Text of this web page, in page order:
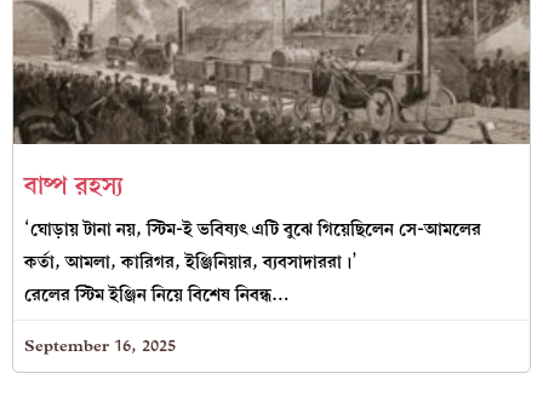
বাষ্প রহস্য
‘ঘোড়ায় টানা নয়, স্টিম-ই ভবিষ্যৎ এটি বুঝে গিয়েছিলেন সে-আমলের
কর্তা, আমলা, কারিগর, ইঞ্জিনিয়ার, ব্যবসাদাররা।’
রেলের স্টিম ইঞ্জিন নিয়ে বিশেষ নিবন্ধ…
September 16, 2025